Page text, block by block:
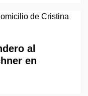
al
en